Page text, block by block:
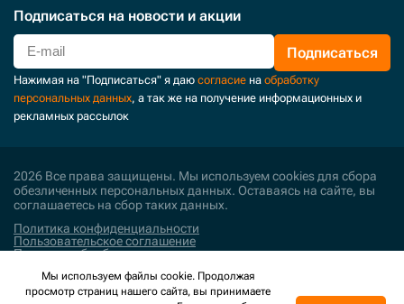
Подписаться на новости и акции
Подписаться
Нажимая на "Подписаться" я даю согласие на обработку
персональных данных, а так же на получение информационных и
рекламных рассылок
2026 Все права защищены. Мы используем cookies для сбора
обезличенных персональных данных. Оставаясь на сайте, вы
соглашаетесь на сбор таких данных.
Политика конфиденциальности
Пользовательское соглашение
Политика обработки персональных данных
Поддержка и развитие
Мы используем файлы cookie. Продолжая
просмотр страниц нашего сайта, вы принимаете